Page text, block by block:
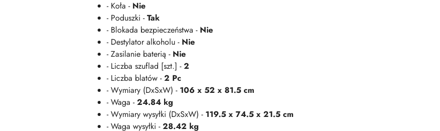
- Koła - Nie
- Poduszki -Tak
- Blokada bezpieczeństwa - Nie
- Destylator alkoholu - Nie
- Zasilanie baterią - Nie
- Liczba szuflad [szt.] -2
- Liczba blatów -2 Pc
- Wymiary (DxSxW) - 106 x 52 x 81.5 cm
- Waga -24.84 kg
- Wymiary wysyłki (DxSxW) - 119.5 x 74.5 x 21.5 cm
- Waga wysyłki -28.42 kg